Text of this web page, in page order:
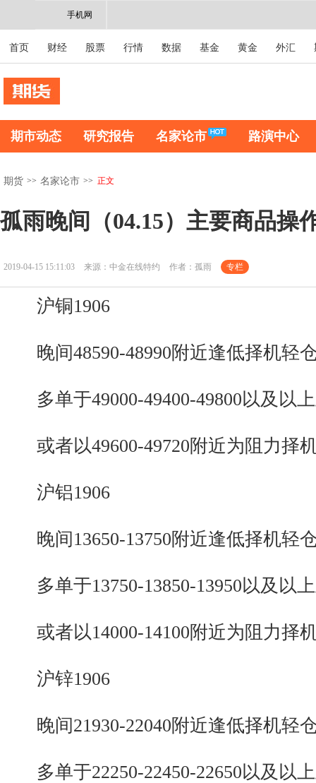
手机网
首页 财经 股票 行情 数据 基金 黄金 外汇
期市动态 研究报告 名家论市 路演中心
期货 >> 名家论市 >> 正文
孤雨晚间（04.15）主要商品操
2019-04-15 15:11:03 来源：中金在线特约 作者：孤雨 专栏
沪铜1906
晚间48590-48990附近逢低择机轻
多单于49000-49400-49800以及以
或者以49600-49720附近为阻力择
沪铝1906
晚间13650-13750附近逢低择机轻
多单于13750-13850-13950以及以
或者以14000-14100附近为阻力择
沪锌1906
晚间21930-22040附近逢低择机轻
多单于22250-22450-22650以及以